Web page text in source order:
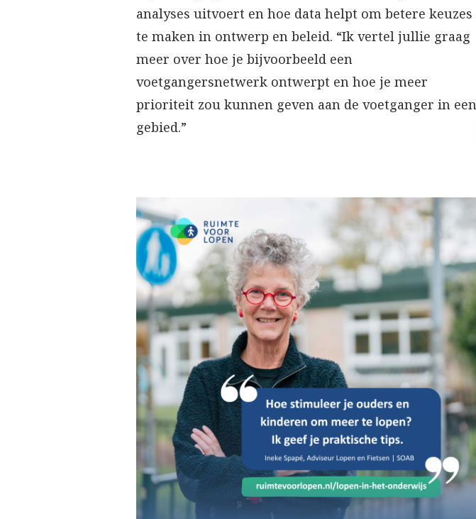
analyses uitvoert en hoe data helpt om betere keuzes
te maken in ontwerp en beleid. “Ik vertel jullie graag
meer over hoe je bijvoorbeeld een
voetgangersnetwerk ontwerpt en hoe je meer
prioriteit zou kunnen geven aan de voetganger in een
gebied.”